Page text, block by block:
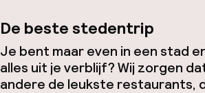
De beste stedentrip
Je bent maar even in een stad
alles uit je verblijf? Wij zorgen
andere de leukste restaurants,